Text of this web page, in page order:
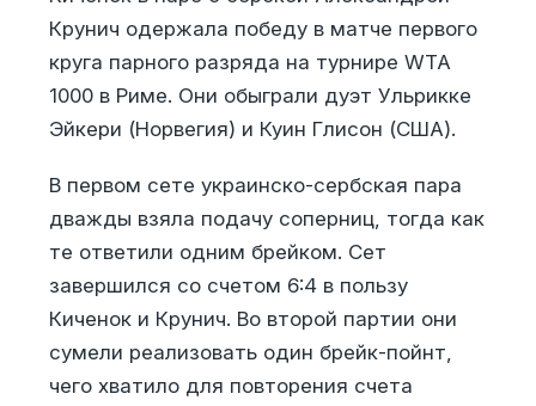
Крунич одержала победу в матче первого
круга парного разряда на турнире WTA
1000 в Риме. Они обыграли дуэт Ульрикке
Эйкери (Норвегия) и Куин Глисон (США).
В первом сете украинско-сербская пара
дважды взяла подачу соперниц, тогда как
те ответили одним брейком. Сет
завершился со счетом 6:4 в пользу
Киченок и Крунич. Во второй партии они
сумели реализовать один брейк-пойнт,
чего хватило для повторения счета